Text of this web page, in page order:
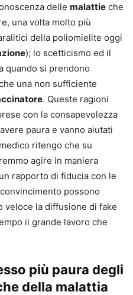
delle malattie che
una volta molto più
della poliomielite oggi
); lo scetticismo ed il
quando si prendono
una non sufficiente
. Queste ragioni
con la consapevolezza
paura e vanno aiutati
ritengo che su
agire in maniera
rapporto di fiducia con le
possono
veloce la diffusione di fake
il grande lavoro che
più paura degli
della malattia